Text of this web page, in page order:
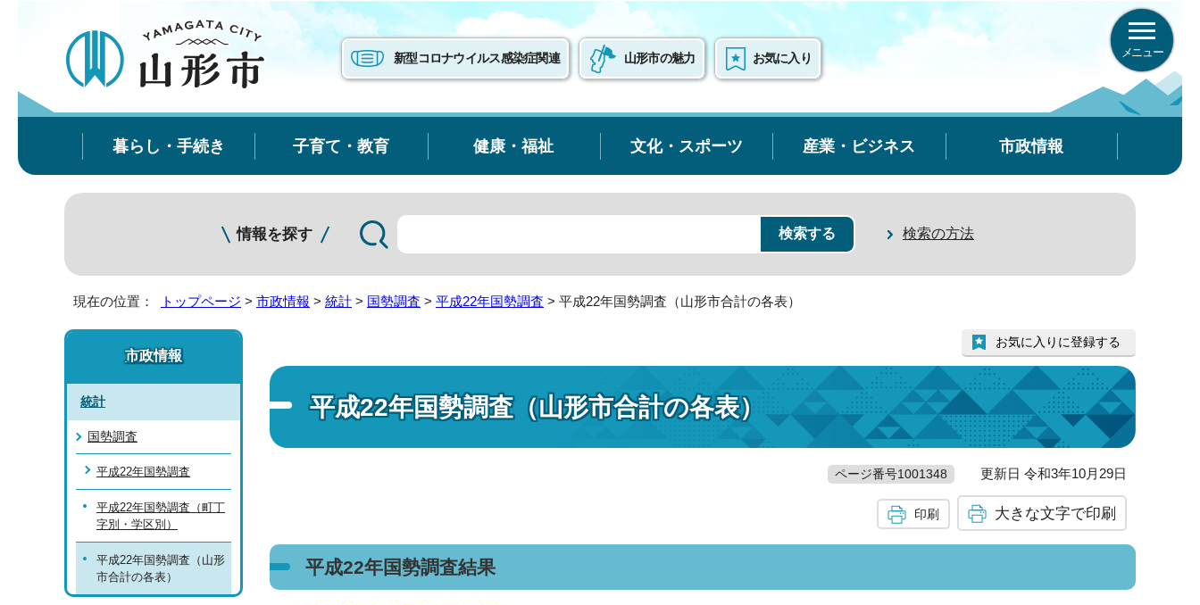
新型コロナウイルス感染症関連 山形市の魅力 お気に入り メニュー
暮らし・手続き 子育て・教育 健康・福祉 文化・スポーツ 産業・ビジネス 市政情報
情報を探す 検索の方法
現在の位置： トップページ > 市政情報 > 統計 > 国勢調査 > 平成22年国勢調査 > 平成22年国勢調査（山形市合計の各表）
平成22年国勢調査（山形市合計の各表）
お気に入りに登録する
ページ番号1001348 更新日 令和3年10月29日
印刷 大きな文字で印刷
平成22年国勢調査結果
市政情報
統計
国勢調査
平成22年国勢調査
平成22年国勢調査（町丁
字別・学区別）
平成22年国勢調査（山形
市合計の各表）